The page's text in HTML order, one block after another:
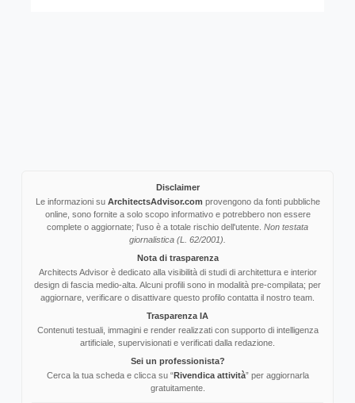
Disclaimer
Le informazioni su ArchitectsAdvisor.com provengono da fonti pubbliche
online, sono fornite a solo scopo informativo e potrebbero non essere
complete o aggiornate; l'uso è a totale rischio dell'utente. Non testata
giornalistica (L. 62/2001).
Nota di trasparenza
Architects Advisor è dedicato alla visibilità di studi di architettura e interior
design di fascia medio-alta. Alcuni profili sono in modalità pre-compilata; per
aggiornare, verificare o disattivare questo profilo contatta il nostro team.
Trasparenza IA
Contenuti testuali, immagini e render realizzati con supporto di intelligenza
artificiale, supervisionati e verificati dalla redazione.
Sei un professionista?
Cerca la tua scheda e clicca su “Rivendica attività” per aggiornarla
gratuitamente.